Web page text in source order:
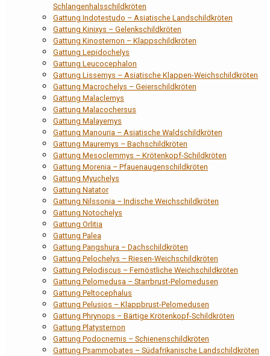
Schlangenhalsschildkröten
Gattung Indotestudo – Asiatische Landschildkröten
Gattung Kinixys – Gelenkschildkröten
Gattung Kinosternon – Klappschildkröten
Gattung Lepidochelys
Gattung Leucocephalon
Gattung Lissemys – Asiatische Klappen-Weichschildkröten
Gattung Macrochelys – Geierschildkröten
Gattung Malaclemys
Gattung Malacochersus
Gattung Malayemys
Gattung Manouria – Asiatische Waldschildkröten
Gattung Mauremys – Bachschildkröten
Gattung Mesoclemmys – Krötenkopf-Schildkröten
Gattung Morenia – Pfauenaugenschildkröten
Gattung Myuchelys
Gattung Natator
Gattung Nilssonia – Indische Weichschildkröten
Gattung Notochelys
Gattung Orlitia
Gattung Palea
Gattung Pangshura – Dachschildkröten
Gattung Pelochelys – Riesen-Weichschildkröten
Gattung Pelodiscus – Fernöstliche Weichschildkröten
Gattung Pelomedusa – Starrbrust-Pelomedusen
Gattung Peltocephalus
Gattung Pelusios – Klappbrust-Pelomedusen
Gattung Phrynops – Bärtige Krötenkopf-Schildkröten
Gattung Platysternon
Gattung Podocnemis – Schienenschildkröten
Gattung Psammobates – Südafrikanische Landschildkröten